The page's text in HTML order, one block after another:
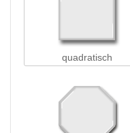
quadratisch